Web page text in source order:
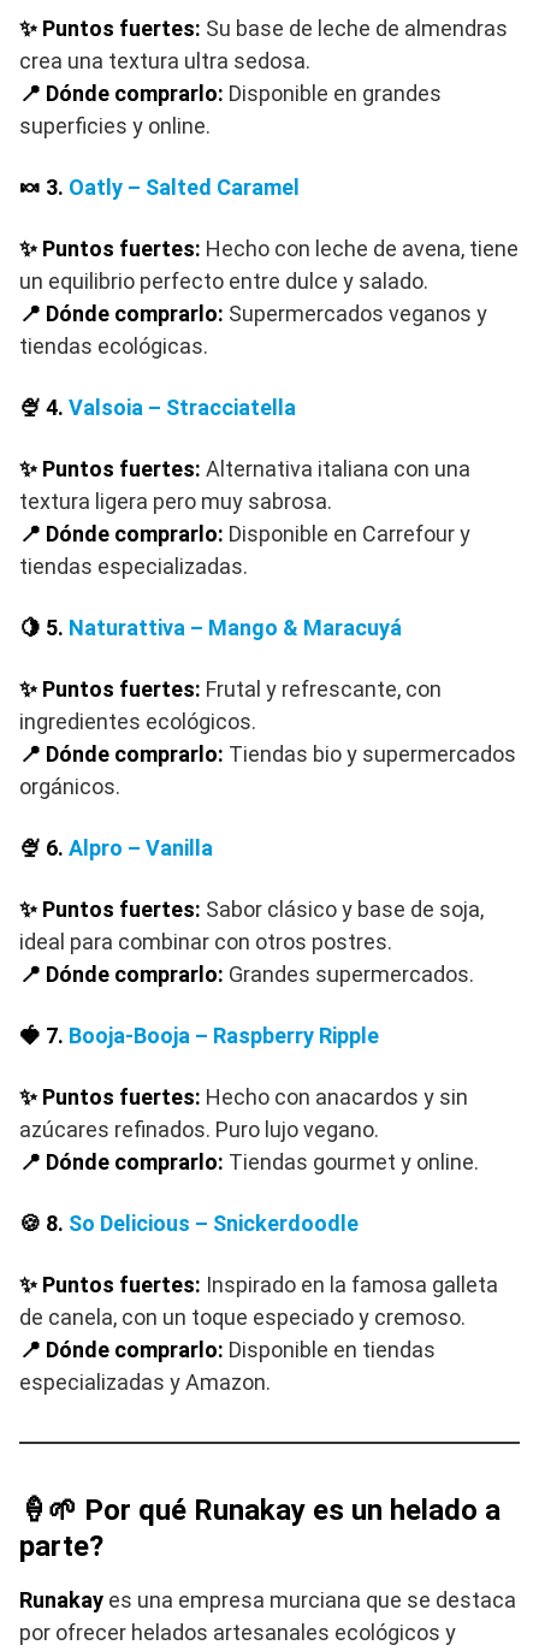
✨ Puntos fuertes: Su base de leche de almendras
crea una textura ultra sedosa.
📍 Dónde comprarlo: Disponible en grandes
superficies y online.
🍬 3. Oatly – Salted Caramel
✨ Puntos fuertes: Hecho con leche de avena, tiene
un equilibrio perfecto entre dulce y salado.
📍 Dónde comprarlo: Supermercados veganos y
tiendas ecológicas.
🍨 4. Valsoia – Stracciatella
✨ Puntos fuertes: Alternativa italiana con una
textura ligera pero muy sabrosa.
📍 Dónde comprarlo: Disponible en Carrefour y
tiendas especializadas.
🍋 5. Naturattiva – Mango & Maracuyá
✨ Puntos fuertes: Frutal y refrescante, con
ingredientes ecológicos.
📍 Dónde comprarlo: Tiendas bio y supermercados
orgánicos.
🍨 6. Alpro – Vanilla
✨ Puntos fuertes: Sabor clásico y base de soja,
ideal para combinar con otros postres.
📍 Dónde comprarlo: Grandes supermercados.
🍓 7. Booja-Booja – Raspberry Ripple
✨ Puntos fuertes: Hecho con anacardos y sin
azúcares refinados. Puro lujo vegano.
📍 Dónde comprarlo: Tiendas gourmet y online.
🍪 8. So Delicious – Snickerdoodle
✨ Puntos fuertes: Inspirado en la famosa galleta
de canela, con un toque especiado y cremoso.
📍 Dónde comprarlo: Disponible en tiendas
especializadas y Amazon.
🍦🌱 Por qué Runakay es un helado a
parte?
Runakay es una empresa murciana que se destaca
por ofrecer helados artesanales ecológicos y